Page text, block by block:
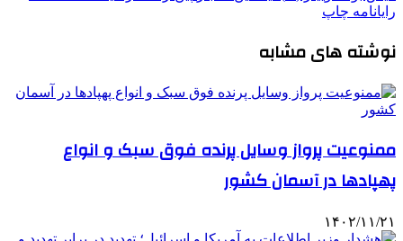
رایانامه چاپ
نوشته های مشابه
ممنوعیت پرواز وسایل پرنده فوق سبک و انواع
پهپادها در آسمان کشور
۱۴۰۲/۱۱/۲۱